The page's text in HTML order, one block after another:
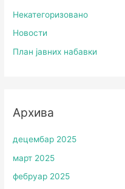
Некатегоризовано
Новости
План јавних набавки
Архива
децембар 2025
март 2025
фебруар 2025